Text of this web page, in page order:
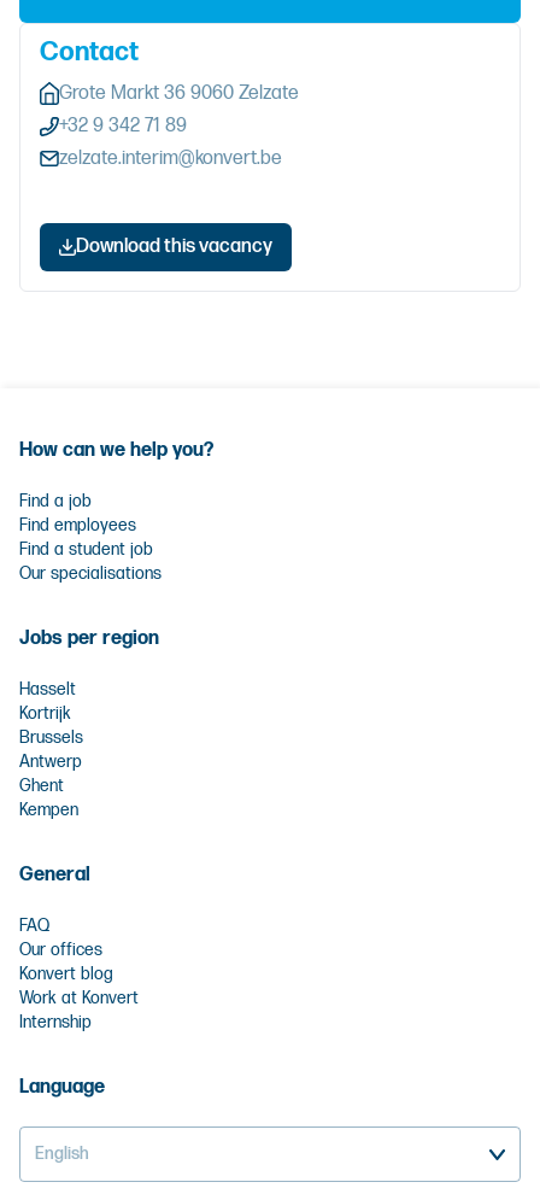
Contact
Grote Markt 36 9060 Zelzate
+32 9 342 71 89
zelzate.interim@konvert.be
Download this vacancy
How can we help you?
Find a job
Find employees
Find a student job
Our specialisations
Jobs per region
Hasselt
Kortrijk
Brussels
Antwerp
Ghent
Kempen
General
FAQ
Our offices
Konvert blog
Work at Konvert
Internship
Language
English